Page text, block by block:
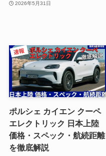
2026年5月31日
ポルシェ カイエン クーペ
エレクトリック 日本上陸
価格・スペック・航続距離
を徹底解説